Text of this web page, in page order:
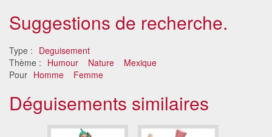
Suggestions de recherche.
Type : Deguisement
Thème : Humour Nature
Mexique
Pour Homme Femme
Déguisements similaires